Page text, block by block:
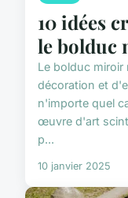
10 idées
le bolduc
Le bolduc miroir
décoration et
n'importe quel
œuvre d'art
p...
10 janvier 2025